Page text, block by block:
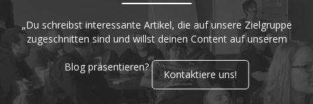
„Du schreibst interessante Artikel, die auf unsere Zielgruppe
zugeschnitten sind und willst deinen Content auf unserem
Blog präsentieren?
Kontaktiere uns!